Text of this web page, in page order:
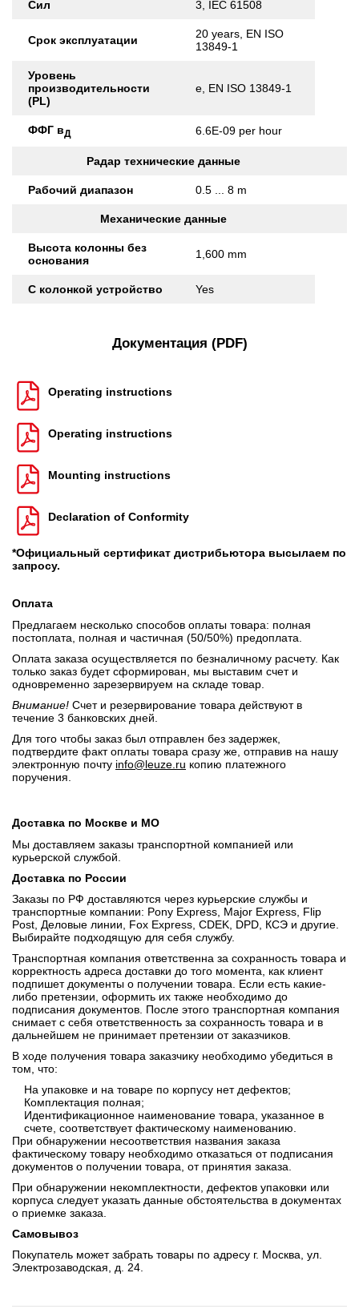
Сил 3, IEC 61508
Срок эксплуатации
20 years, EN ISO
13849-1
Уровень
производительности
(PL)
e, EN ISO 13849-1
ФФГ вД 6.6E-09 per hour
Радар технические данные
Рабочий диапазон 0.5 ... 8 m
Механические данные
Высота колонны без
основания
1,600 mm
С колонкой устройство Yes
Документация (PDF)
Operating instructions
Operating instructions
Mounting instructions
Declaration of Conformity
*Официальный сертификат дистрибьютора высылаем по
запросу.
Оплата
Предлагаем несколько способов оплаты товара: полная
постоплата, полная и частичная (50/50%) предоплата.
Оплата заказа осуществляется по безналичному расчету. Как
только заказ будет сформирован, мы выставим счет и
одновременно зарезервируем на складе товар.
Внимание! Счет и резервирование товара действуют в
течение 3 банковских дней.
Для того чтобы заказ был отправлен без задержек,
подтвердите факт оплаты товара сразу же, отправив на нашу
электронную почту info@leuze.ru копию платежного
поручения.
Доставка по Москве и МО
Мы доставляем заказы транспортной компанией или
курьерской службой.
Доставка по России
Заказы по РФ доставляются через курьерские службы и
транспортные компании: Pony Express, Major Express, Flip
Post, Деловые линии, Fox Express, CDEK, DPD, КСЭ и другие.
Выбирайте подходящую для себя службу.
Транспортная компания ответственна за сохранность товара и
корректность адреса доставки до того момента, как клиент
подпишет документы о получении товара. Если есть какие-
либо претензии, оформить их также необходимо до
подписания документов. После этого транспортная компания
снимает с себя ответственность за сохранность товара и в
дальнейшем не принимает претензии от заказчиков.
В ходе получения товара заказчику необходимо убедиться в
том, что:
На упаковке и на товаре по корпусу нет дефектов;
Комплектация полная;
Идентификационное наименование товара, указанное в
счете, соответствует фактическому наименованию.
При обнаружении несоответствия названия заказа
фактическому товару необходимо отказаться от подписания
документов о получении товара, от принятия заказа.
При обнаружении некомплектности, дефектов упаковки или
корпуса следует указать данные обстоятельства в документах
о приемке заказа.
Самовывоз
Покупатель может забрать товары по адресу г. Москва, ул.
Электрозаводская, д. 24.